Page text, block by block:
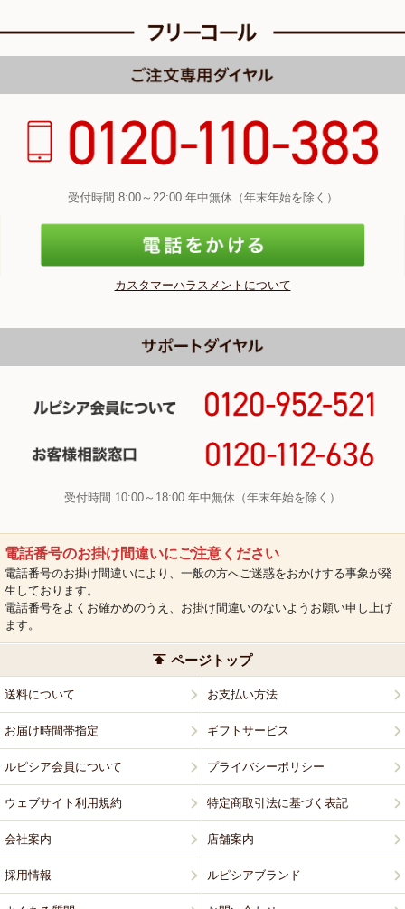
受付時間 8:00～22:00 年中無休（年末年始を除く）
カスタマーハラスメントについて
受付時間 10:00～18:00 年中無休（年末年始を除く）
電話番号のお掛け間違いにご注意ください
電話番号のお掛け間違いにより、一般の方へご迷惑をおかけする事象が発
生しております。
電話番号をよくお確かめのうえ、お掛け間違いのないようお願い申し上げ
ます。
ページトップ
送料について お支払い方法
お届け時間帯指定 ギフトサービス
ルピシア会員について プライバシーポリシー
ウェブサイト利用規約 特定商取引法に基づく表記
会社案内 店舗案内
採用情報 ルピシアブランド